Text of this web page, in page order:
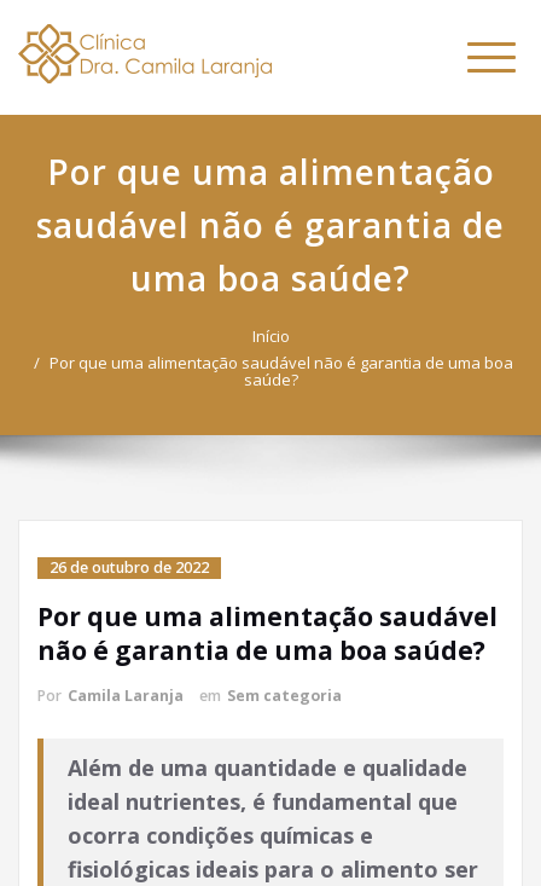
content
Laranja
Especialista em Fitoterapia
Por que uma alimentação
saudável não é garantia de
uma boa saúde?
Início
Por que uma alimentação saudável não é garantia de uma boa
saúde?
26 de outubro de 2022
Por que uma alimentação saudável
não é garantia de uma boa saúde?
Por Camila Laranja em Sem categoria
Além de uma quantidade e qualidade
ideal nutrientes, é fundamental que
ocorra condições químicas e
fisiológicas ideais para o alimento ser